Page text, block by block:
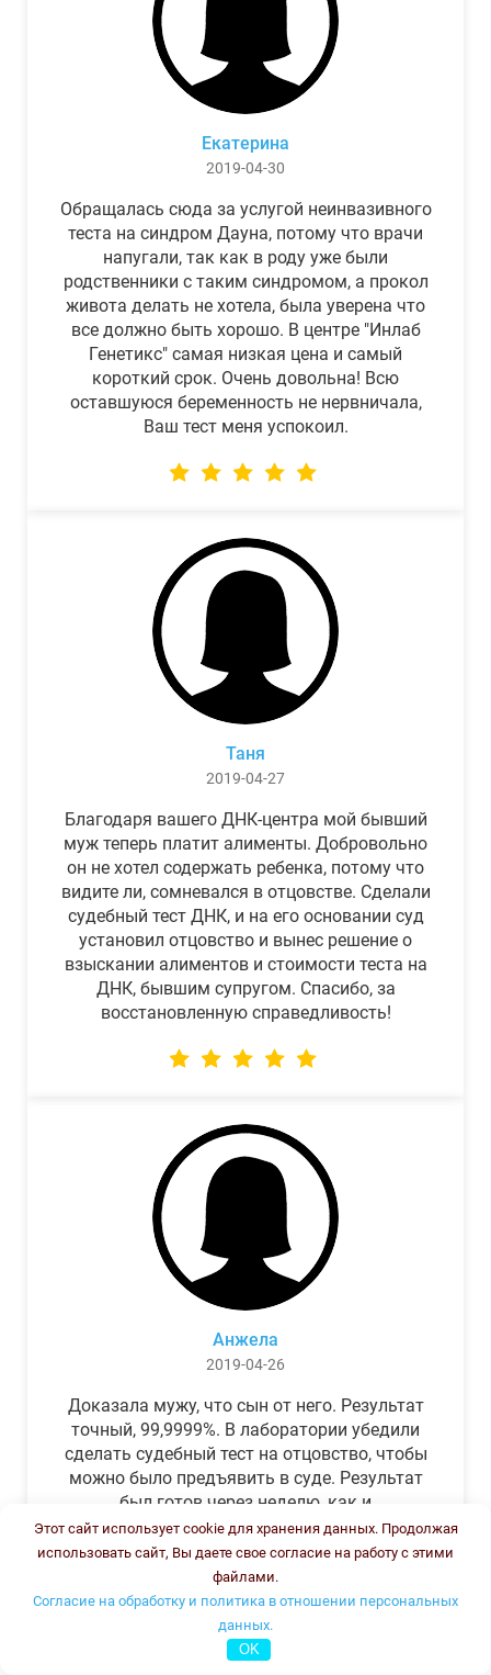
Екатерина
2019-04-30
Обращалась сюда за услугой неинвазивного
теста на синдром Дауна, потому что врачи
напугали, так как в роду уже были
родственники с таким синдромом, а прокол
живота делать не хотела, была уверена что
все должно быть хорошо. В центре "Инлаб
Генетикс" самая низкая цена и самый
короткий срок. Очень довольна! Всю
оставшуюся беременность не нервничала,
Ваш тест меня успокоил.
Таня
2019-04-27
Благодаря вашего ДНК-центра мой бывший
муж теперь платит алименты. Добровольно
он не хотел содержать ребенка, потому что
видите ли, сомневался в отцовстве. Сделали
судебный тест ДНК, и на его основании суд
установил отцовство и вынес решение о
взыскании алиментов и стоимости теста на
ДНК, бывшим супругом. Спасибо, за
восстановленную справедливость!
Анжела
2019-04-26
Доказала мужу, что сын от него. Результат
точный, 99,9999%. В лаборатории убедили
сделать судебный тест на отцовство, чтобы
можно было предъявить в суде. Результат
был готов через неделю, как и
обещали.Теперь муж бегает и извиняется.
Этот сайт использует cookie для хранения данных. Продолжая
использовать сайт, Вы даете свое согласие на работу с этими
файлами.
Согласие на обработку и политика в отношении персональных
данных.
OK